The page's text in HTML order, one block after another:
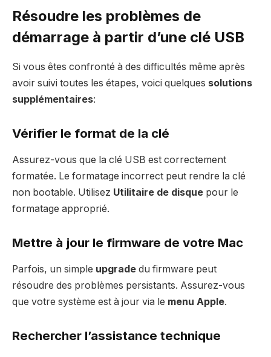
Résoudre les problèmes de
démarrage à partir d’une clé USB
Si vous êtes confronté à des difficultés même après
avoir suivi toutes les étapes, voici quelques solutions
supplémentaires:
Vérifier le format de la clé
Assurez-vous que la clé USB est correctement
formatée. Le formatage incorrect peut rendre la clé
non bootable. Utilisez Utilitaire de disque pour le
formatage approprié.
Mettre à jour le firmware de votre Mac
Parfois, un simple upgrade du firmware peut
résoudre des problèmes persistants. Assurez-vous
que votre système est à jour via le menu Apple.
Rechercher l’assistance technique